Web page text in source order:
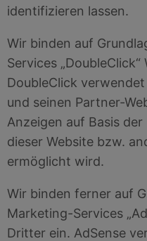
identifizieren lassen.
Wir binden auf
Services
DoubleClick
und seinen Partner-
Anzeigen auf Basis
dieser Website bzw.
ermöglicht wird.
Wir binden ferner auf
Marketing-Services
Dritter ein. AdSense